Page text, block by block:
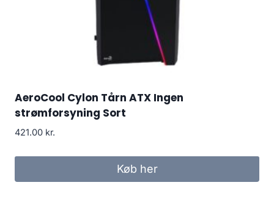
AeroCool Cylon Tårn ATX Ingen
strømforsyning Sort
421.00 kr.
Køb her